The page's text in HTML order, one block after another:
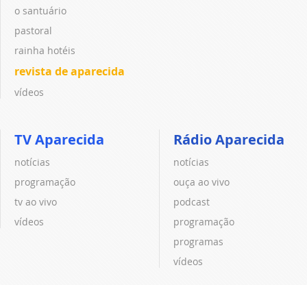
o santuário
pastoral
rainha hotéis
revista de aparecida
vídeos
TV Aparecida
notícias
programação
tv ao vivo
vídeos
Rádio Aparecida
notícias
ouça ao vivo
podcast
programação
programas
vídeos